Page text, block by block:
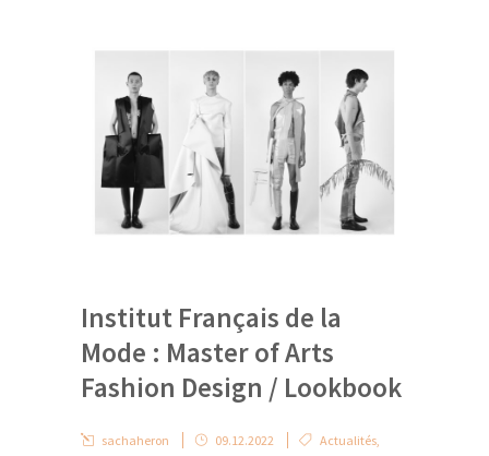
Institut Français de la
Mode : Master of Arts
Fashion Design / Lookbook
sachaheron 09.12.2022 Actualités,